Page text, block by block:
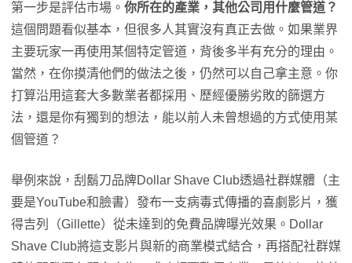
第一步是評估市場。 你所在的產業，其他公司用什麼管道？
這個問題看似基本，但很多人其實沒有真正去做。如果業界
主要玩家一再使用某個特定管道，背後多半有充分的理由。
當然，在你摸清他們的做法之後，仍然可以自己拿主意。你
打算沿用這套大多數業者都採用、歷經優勝劣敗的篩選方
法，還是你有獨到的想法，能以前人未曾想過的方式使用某
個管道？
舉例來說，刮鬍刀品牌Dollar Shave Club透過社群媒體（主
要是YouTube和臉書）發布一支病毒式傳播的喜劇影片，獲
得吉列（Gillette）從未達到的免費品牌曝光效果。Dollar
Shave Club將這支影片與新的商業模式結合，再搭配社群媒